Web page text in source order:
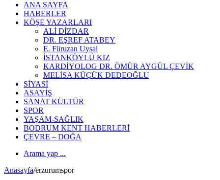
ANA SAYFA
HABERLER
KÖŞE YAZARLARI
ALİ DİZDAR
DR. EŞREF ATABEY
E. Füruzan Uysal
İSTANKÖYLÜ KIZ
KARDİYOLOG DR. ÖMÜR AYGÜL ÇEVİK
MELİSA KÜÇÜK DEDEOĞLU
SİYASİ
ASAYİŞ
SANAT KÜLTÜR
SPOR
YAŞAM-SAĞLIK
BODRUM KENT HABERLERİ
ÇEVRE – DOĞA
Arama yap ...
Anasayfa/erzurumspor